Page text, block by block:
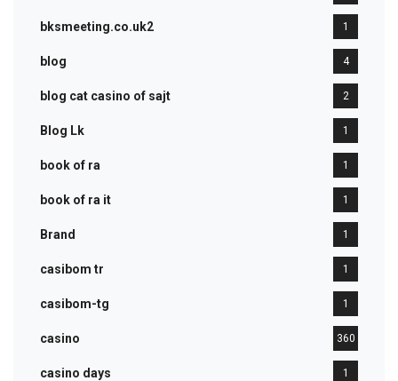
bksmeeting.co.uk2 1
blog 4
blog cat casino of sajt 2
Blog Lk 1
book of ra 1
book of ra it 1
Brand 1
casibom tr 1
casibom-tg 1
casino 360
casino days 1